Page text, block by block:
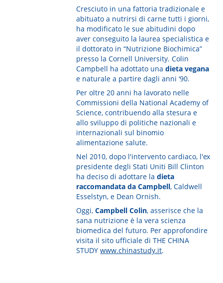
Cresciuto in una fattoria tradizionale e
abituato a nutrirsi di carne tutti i giorni,
ha modificato le sue abitudini dopo
aver conseguito la laurea specialistica e
il dottorato in “Nutrizione Biochimica”
presso la Cornell University. Colin
Campbell ha adottato unadieta vegana
e naturale a partire dagli anni ‘90.
Per oltre 20 anni ha lavorato nelle
Commissioni della National Academy of
Science, contribuendo alla stesura e
allo sviluppo di politiche nazionali e
internazionali sul binomio
alimentazione salute.
Nel 2010, dopo l'intervento cardiaco, l'ex
presidente degli Stati Uniti Bill Clinton
ha deciso di adottare ladieta
raccomandata da Campbell, Caldwell
Esselstyn, e Dean Ornish.
Oggi,Campbell Colin, asserisce che la
sana nutrizione è la vera scienza
biomedica del futuro. Per approfondire
visita il sito ufficiale di THE CHINA
STUDYwww.chinastudy.it.